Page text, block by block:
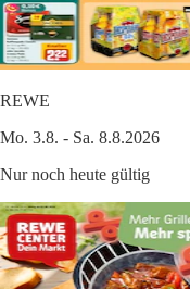
REWE
Mo. 3.8. - Sa. 8.8.2026
Nur noch heute gültig